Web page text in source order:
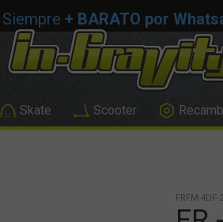
Siempre + BARATO por
Skate Scooter
FRFM-4DF-